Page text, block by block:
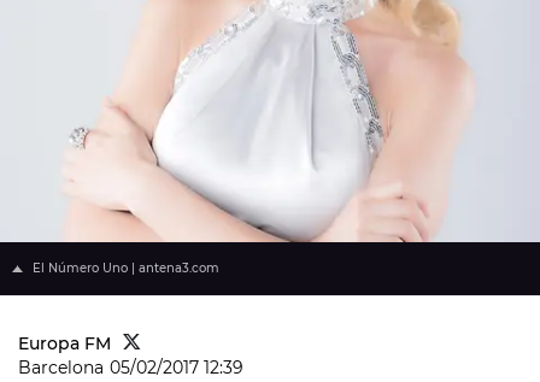
El Número Uno | antena3.com
Europa FM
Barcelona 05/02/2017 12:39